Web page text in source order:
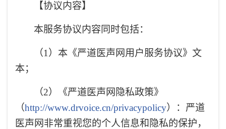
【协议内容】
本服务协议内容同时包括：
（1）本《严道医声网用户服务协议》文
本；
（2）《严道医声网隐私政策》
（http://www.drvoice.cn/privacypolicy）：严道
医声网非常重视您的个人信息和隐私的保护，